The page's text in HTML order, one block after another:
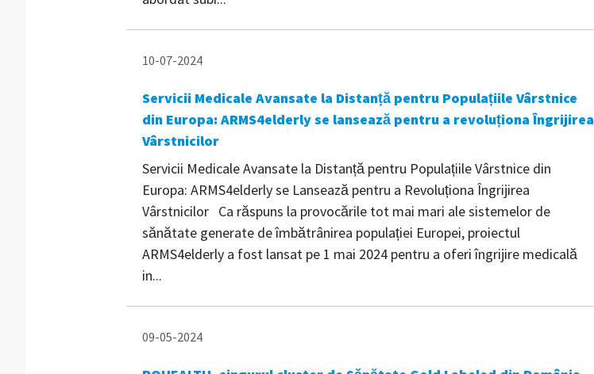
10-07-2024
Servicii Medicale Avansate la Distanță pentru Populațiile Vârstnice
din Europa: ARMS4elderly se lansează pentru a revoluționa Îngrijirea
Vârstnicilor
Servicii Medicale Avansate la Distanță pentru Populațiile Vârstnice din
Europa: ARMS4elderly se Lansează pentru a Revoluționa Îngrijirea
Vârstnicilor Ca răspuns la provocările tot mai mari ale sistemelor de
sănătate generate de îmbătrânirea populației Europei, proiectul
ARMS4elderly a fost lansat pe 1 mai 2024 pentru a oferi îngrijire medicală
in...
09-05-2024